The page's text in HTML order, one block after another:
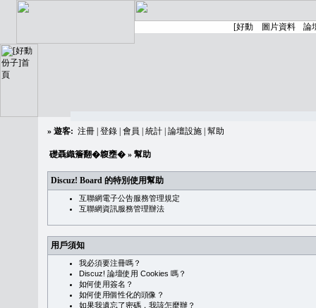
» 遊客: 注冊 登錄 會員 統計 論壇設施 幫助
礎聶織簷翻�䪖壅� » 幫助
Discuz! Board 的特別使用幫助
互聯網電子公告服務管理規定
互聯網資訊服務管理辦法
用戶須知
我必須要注冊嗎？
Discuz! 論壇使用 Cookies 嗎？
如何使用簽名？
如何使用個性化的頭像？
如果我遺忘了密碼，我該怎麼辦？